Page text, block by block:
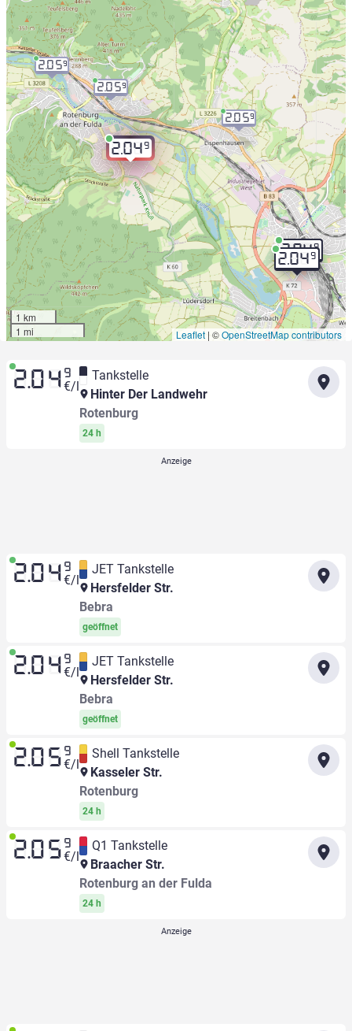
2.049
2.049
2.049
2.059
2.059
2.059
1 km
1 mi
Leaflet | ©OpenStreetMap contributors
2.04 9
€/l
Tankstelle
Hinter Der Landwehr
Rotenburg
24 h
2.04 9
€/l
JET Tankstelle
Hersfelder Str.
Bebra
geöffnet
2.04 9
€/l
JET Tankstelle
Hersfelder Str.
Bebra
geöffnet
2.05 9
€/l
Shell Tankstelle
Kasseler Str.
Rotenburg
24 h
2.05 9
€/l
Q1 Tankstelle
Braacher Str.
Rotenburg an der Fulda
24 h